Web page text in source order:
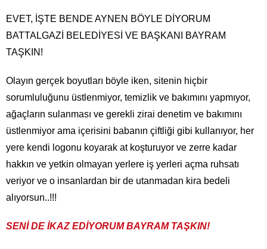
EVET, İŞTE BENDE AYNEN BÖYLE DİYORUM
BATTALGAZİ BELEDİYESİ VE BAŞKANI BAYRAM
TAŞKIN!
Olayın gerçek boyutları böyle iken, sitenin hiçbir
sorumluluğunu üstlenmiyor, temizlik ve bakımını yapmıyor,
ağaçların sulanması ve gerekli zirai denetim ve bakımını
üstlenmiyor ama içerisini babanın çiftliği gibi kullanıyor, her
yere kendi logonu koyarak at koşturuyor ve zerre kadar
hakkın ve yetkin olmayan yerlere iş yerleri açma ruhsatı
veriyor ve o insanlardan bir de utanmadan kira bedeli
alıyorsun..!!!
SENİ DE İKAZ EDİYORUM BAYRAM TAŞKIN!